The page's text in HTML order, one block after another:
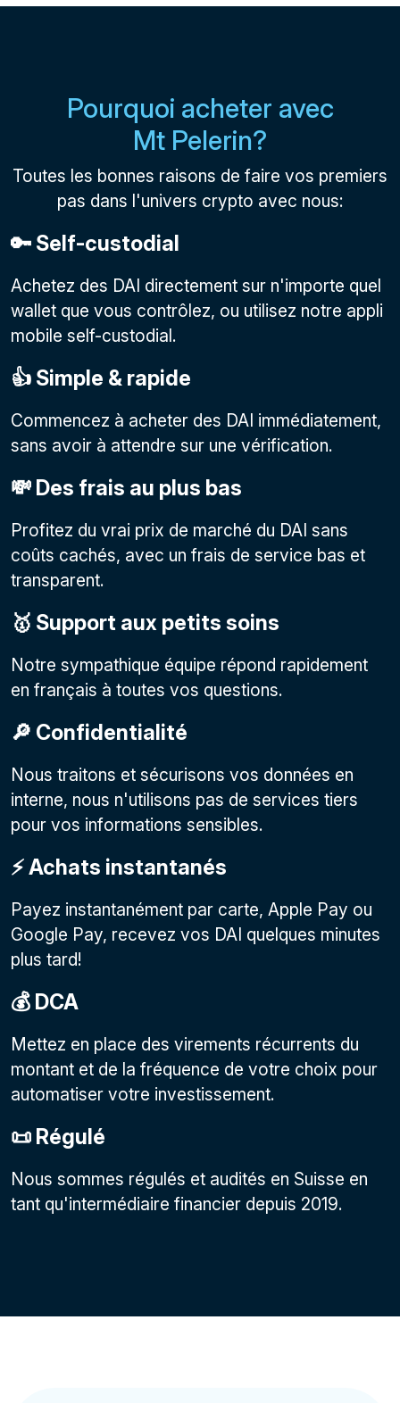
Pourquoi acheter avec
Mt Pelerin?
Toutes les bonnes raisons de faire vos premiers
pas dans l'univers crypto avec nous:
🔑 Self-custodial
Achetez des DAI directement sur n'importe quel
wallet que vous contrôlez, ou utilisez notre appli
mobile self-custodial.
👍 Simple & rapide
Commencez à acheter des DAI immédiatement,
sans avoir à attendre sur une vérification.
💸 Des frais au plus bas
Profitez du vrai prix de marché du DAI sans
coûts cachés, avec un frais de service bas et
transparent.
🥇 Support aux petits soins
Notre sympathique équipe répond rapidement
en français à toutes vos questions.
🔎 Confidentialité
Nous traitons et sécurisons vos données en
interne, nous n'utilisons pas de services tiers
pour vos informations sensibles.
⚡️ Achats instantanés
Payez instantanément par carte, Apple Pay ou
Google Pay, recevez vos DAI quelques minutes
plus tard!
💰 DCA
Mettez en place des virements récurrents du
montant et de la fréquence de votre choix pour
automatiser votre investissement.
📜 Régulé
Nous sommes régulés et audités en Suisse en
tant qu'intermédiaire financier depuis 2019.